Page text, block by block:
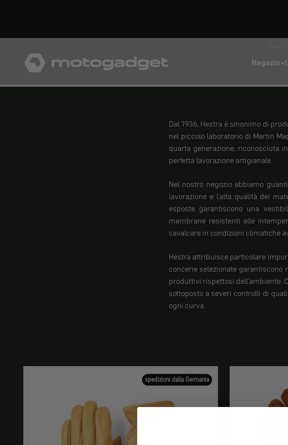
Negozio
motogadget GmbH
Dal 1936, Hestra è sinonimo di
nel piccolo laboratorio di Martin
quarta generazione, riconosciuta
perfetta lavorazione artigianale.
Nel nostro negozio abbiamo
lavorazione e l'alta qualità dei
esposte garantiscono una
membrane resistenti alle
cavalcare in condizioni climatiche
Hestra attribuisce particolare
concerie selezionate garantiscono
produttivi rispettosi dell'ambiente.
sottoposto a severi controlli di
ogni curva.
spedizioni dalla Germania